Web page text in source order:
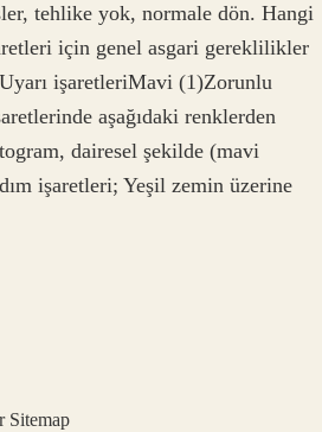
tehlike yok, normale dön. Hangi
için genel asgari gereklilikler
işaretleriMavi (1)Zorunlu
aşağıdaki renklerden
dairesel şekilde (mavi
işaretleri; Yeşil zemin üzerine
Sitemap